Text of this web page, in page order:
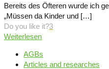
Bereits des Öfteren wurde ich
„Müssen da Kinder und […]
Do you like it?3
Weiterlesen
AGBs
Articles and researches